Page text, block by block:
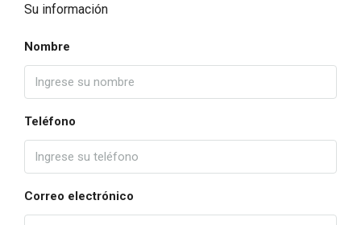
Su información
Nombre
Teléfono
Correo electrónico